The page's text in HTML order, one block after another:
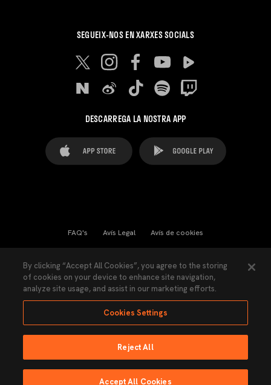
SEGUEIX-NOS EN XARXES SOCIALS
DESCARREGA LA NOSTRA APP
FAQ's Avís Legal Avís de cookies
Llei de Transparència Política de Privacitat
Accessibilitat
Ninguna parte de esta página puede ser reproducida sin el permiso del Valencia
By clicking “Accept All Cookies”, you agree to the storing
of cookies on your device to enhance site navigation,
analyze site usage, and assist in our marketing efforts.
Cookies Settings
Reject All
Accept All Cookies